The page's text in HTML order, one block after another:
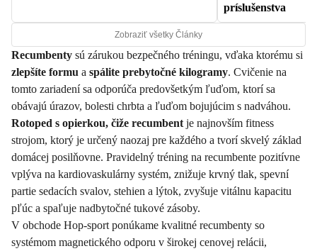
príslušenstva
Zobraziť všetky Články
Recumbenty sú zárukou bezpečného tréningu, vďaka ktorému si
zlepšíte formu a spálite prebytočné kilogramy. Cvičenie na
tomto zariadení sa odporúča predovšetkým ľuďom, ktorí sa
obávajú úrazov, bolesti chrbta a ľuďom bojujúcim s nadváhou.
Rotoped s opierkou, čiže recumbent je najnovším fitness
strojom, ktorý je určený naozaj pre každého a tvorí skvelý základ
domácej posilňovne. Pravidelný tréning na recumbente pozitívne
vplýva na kardiovaskulárny systém, znižuje krvný tlak, spevní
partie sedacích svalov, stehien a lýtok, zvyšuje vitálnu kapacitu
pľúc a spaľuje nadbytočné tukové zásoby.
V obchode Hop-sport ponúkame kvalitné recumbenty so
systémom magnetického odporu v širokej cenovej relácii,